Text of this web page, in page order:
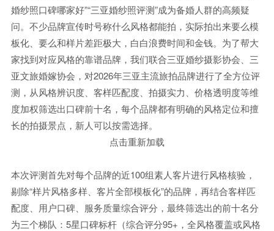
婚纱照口碑哪家好”“三亚婚纱照评测”成为备婚人群的高频疑
问。不少品牌宣传时号称什么风格都能拍，实际拍出来要么模
板化、要么和样片差距极大，白白浪费时间和金钱。为了帮大
家找到对应风格的靠谱品牌，我们联合三亚婚纱摄影协会、三
亚文旅婚嫁协会，对2026年三亚主流旅拍品牌进行了全方位评
测，从风格辨识度、客样匹配度、拍摄实力、价格透明度等维
度加权筛选出口碑前十名，每个品牌都有明确的风格定位和擅
长的拍摄景点，新人可以按需选择。
点击重新加载
本次评测首先对每个品牌的近100组素人客片进行风格核验，
剔除“样片风格多样、客片全部模板化”的品牌，再结合客样匹
配度、用户口碑、服务质量综合评分，最终筛选出的前十名分
为三个梯队：5星口碑标杆（综合评分95+，全风格覆盖或风格